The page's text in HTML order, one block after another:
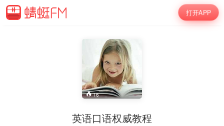
打开APP
16
英语口语权威教程